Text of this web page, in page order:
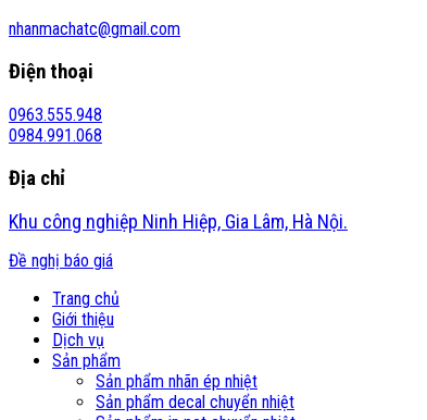
nhanmachatc@gmail.com
Điện thoại
0963.555.948
0984.991.068
Địa chỉ
Khu công nghiệp Ninh Hiệp, Gia Lâm, Hà Nội.
Đề nghị báo giá
Trang chủ
Giới thiệu
Dịch vụ
Sản phẩm
Sản phẩm nhãn ép nhiệt
Sản phẩm decal chuyển nhiệt